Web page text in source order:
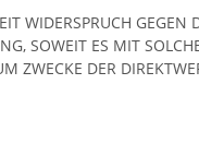
WIDERSPRUCH GEGEN
SOWEIT ES MIT
ZWECKE DER